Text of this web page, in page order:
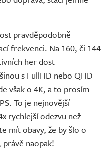
pravděpodobně
frekvenci. Na 160, či 144
her dost
s FullHD nebo QHD
však o 4K, a to prosím
To je nejnovější
rychlejší odezvu než
mít obavy, že by šlo o
naopak!